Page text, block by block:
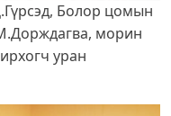
Болор цомын
морин
уран